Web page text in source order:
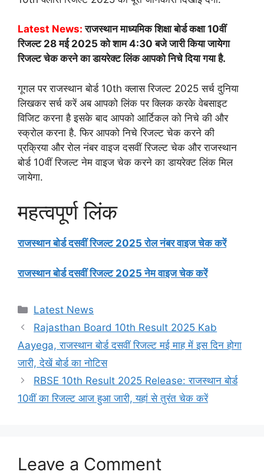
Latest News: राजस्थान माध्यमिक शिक्षा बोर्ड कक्षा 10वीं
रिजल्ट 28 मई 2025 को शाम 4:30 बजे जारी किया जायेगा
रिजल्ट चेक करने का डायरेक्ट लिंक आपको निचे दिया गया है.
गूगल पर राजस्थान बोर्ड 10th क्लास रिजल्ट 2025 सर्च दुनिया
लिखकर सर्च करें अब आपको लिंक पर क्लिक करके वेबसाइट
विजिट करना है इसके बाद आपको आर्टिकल को निचे की और
स्क्रोल करना है. फिर आपको निचे रिजल्ट चेक करने की
प्रक्रिया और रोल नंबर वाइज दसवीं रिजल्ट चेक और राजस्थान
बोर्ड 10वीं रिजल्ट नेम वाइज चेक करने का डायरेक्ट लिंक मिल
जायेगा.
महत्वपूर्ण लिंक
राजस्थान बोर्ड दसवीं रिजल्ट 2025 रोल नंबर वाइज चेक करें
राजस्थान बोर्ड दसवीं रिजल्ट 2025 नेम वाइज चेक करें
Categories
Latest News
Rajasthan Board 10th Result 2025 Kab
Aayega, राजस्थान बोर्ड दसवीं रिजल्ट मई माह में इस दिन होगा
जारी, देखें बोर्ड का नोटिस
RBSE 10th Result 2025 Release: राजस्थान बोर्ड
10वीं का रिजल्ट आज हुआ जारी, यहां से तुरंत चेक करें
Leave a Comment